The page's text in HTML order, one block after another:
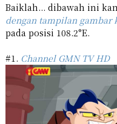
Baiklah... dibawah ini
dengan tampilan gambar
pada posisi 108.2°E.
#1. Channel GMN TV HD